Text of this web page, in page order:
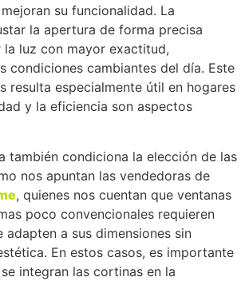
su funcionalidad. La
la apertura de forma precisa
luz con mayor exactitud,
condiciones cambiantes del día. Este
resulta especialmente útil en hogares
y la eficiencia son aspectos
también condiciona la elección de las
nos apuntan las vendedoras de
, quienes nos cuentan que ventanas
poco convencionales requieren
adapten a sus dimensiones sin
En estos casos, es importante
integran las cortinas en la